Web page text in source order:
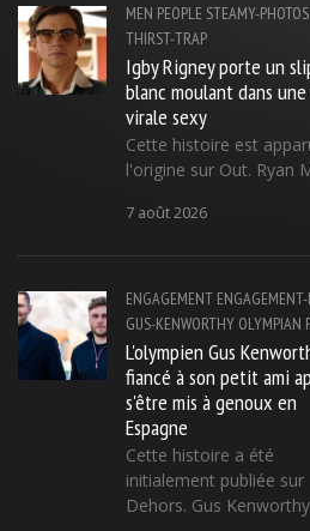
MEN PEOPLE STEAMY-PHOTOS
THIRST-TRAP
Igby Rigney porte un
blanc moulant dans
virale sexy
Cette histoire est
l'origine sur Out. Ryan
7 août 2026
ENGAGEMENT
GUS-KENWORTHY OLYMPIAN
L'olympien Gus
fiancé à son petit ami
s'être mis à genoux en
Espagne
Cette histoire a été
initialement publiée sur
Dehors. Gus Kenworthy